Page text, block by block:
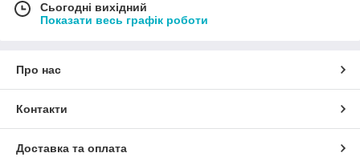
Сьогодні вихідний
Показати весь графік роботи
Про нас
Контакти
Доставка та оплата